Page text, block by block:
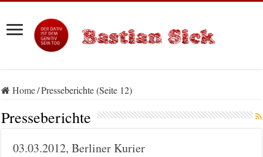
Home/Presseberichte (Seite 12)
Presseberichte
03.03.2012, Berliner Kurier